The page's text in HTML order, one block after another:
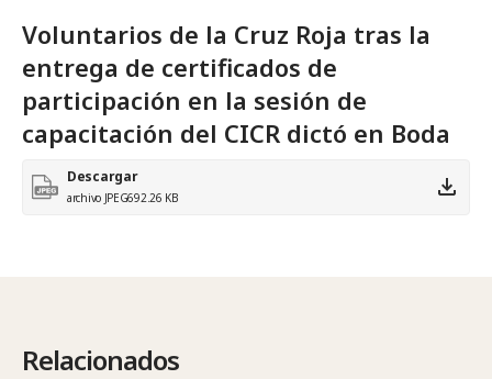
Voluntarios de la Cruz Roja tras la
entrega de certificados de
participación en la sesión de
capacitación del CICR dictó en Boda
Descargar
archivo JPEG692.26 KB
Relacionados